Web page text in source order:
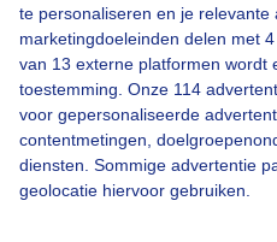
te personaliseren en je
marketingdoeleinden delen met
van 13 externe platformen wordt
toestemming. Onze 114
voor gepersonaliseerde
contentmetingen,
diensten. Sommige advertentie
geolocatie hiervoor gebruiken.
Over Buienradar